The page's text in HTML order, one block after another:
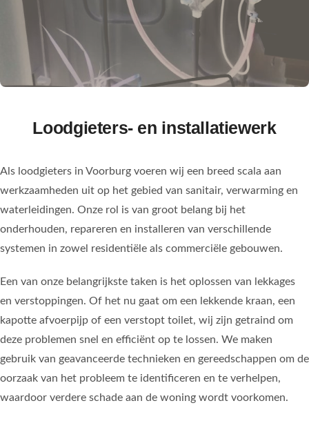
Contact
Loodgieters- en installatiewerk
Als loodgieters in Voorburg voeren wij een breed scala aan
werkzaamheden uit op het gebied van sanitair, verwarming en
waterleidingen. Onze rol is van groot belang bij het
onderhouden, repareren en installeren van verschillende
systemen in zowel residentiële als commerciële gebouwen.
Een van onze belangrijkste taken is het oplossen van lekkages
en verstoppingen. Of het nu gaat om een lekkende kraan, een
kapotte afvoerpijp of een verstopt toilet, wij zijn getraind om
deze problemen snel en efficiënt op te lossen. We maken
gebruik van geavanceerde technieken en gereedschappen om de
oorzaak van het probleem te identificeren en te verhelpen,
waardoor verdere schade aan de woning wordt voorkomen.